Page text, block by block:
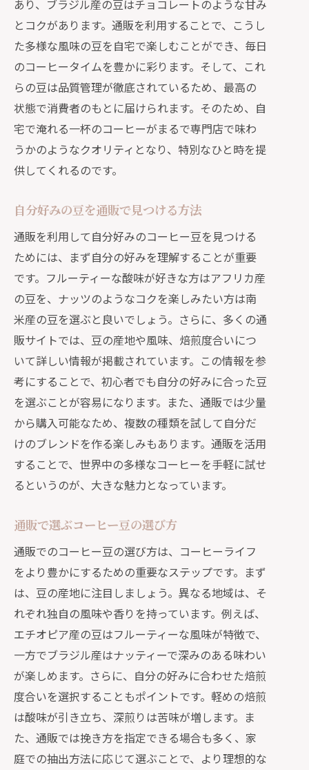
あり、ブラジル産の豆はチョコレートのような甘み
とコクがあります。通販を利用することで、こうし
た多様な風味の豆を自宅で楽しむことができ、毎日
のコーヒータイムを豊かに彩ります。そして、これ
らの豆は品質管理が徹底されているため、最高の
状態で消費者のもとに届けられます。そのため、自
宅で淹れる一杯のコーヒーがまるで専門店で味わ
うかのようなクオリティとなり、特別なひと時を提
供してくれるのです。
自分好みの豆を通販で見つける方法
通販を利用して自分好みのコーヒー豆を見つける
ためには、まず自分の好みを理解することが重要
です。フルーティーな酸味が好きな方はアフリカ産
の豆を、ナッツのようなコクを楽しみたい方は南
米産の豆を選ぶと良いでしょう。さらに、多くの通
販サイトでは、豆の産地や風味、焙煎度合いにつ
いて詳しい情報が掲載されています。この情報を参
考にすることで、初心者でも自分の好みに合った豆
を選ぶことが容易になります。また、通販では少量
から購入可能なため、複数の種類を試して自分だ
けのブレンドを作る楽しみもあります。通販を活用
することで、世界中の多様なコーヒーを手軽に試せ
るというのが、大きな魅力となっています。
通販で選ぶコーヒー豆の選び方
通販でのコーヒー豆の選び方は、コーヒーライフ
をより豊かにするための重要なステップです。まず
は、豆の産地に注目しましょう。異なる地域は、そ
れぞれ独自の風味や香りを持っています。例えば、
エチオピア産の豆はフルーティーな風味が特徴で、
一方でブラジル産はナッティーで深みのある味わい
が楽しめます。さらに、自分の好みに合わせた焙煎
度合いを選択することもポイントです。軽めの焙煎
は酸味が引き立ち、深煎りは苦味が増します。ま
た、通販では挽き方を指定できる場合も多く、家
庭での抽出方法に応じて選ぶことで、より理想的な